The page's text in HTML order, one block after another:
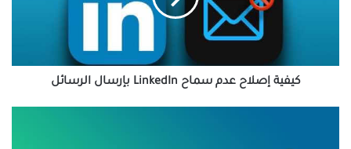
كيفية إصلاح عدم سماح LinkedIn بإرسال الرسائل